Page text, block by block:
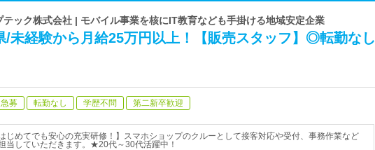
テック株式会社 | モバイル事業を核にIT教育なども手掛ける地域安定企業
/未経験から月給25万円以上！【販売スタッフ】◎転勤なし
急募 転勤なし 学歴不問 第二新卒歓迎
はじめてでも安心の充実研修！】スマホショップのクルーとして接客対応や受付、事務作業など
当していただきます。★20代～30代活躍中！